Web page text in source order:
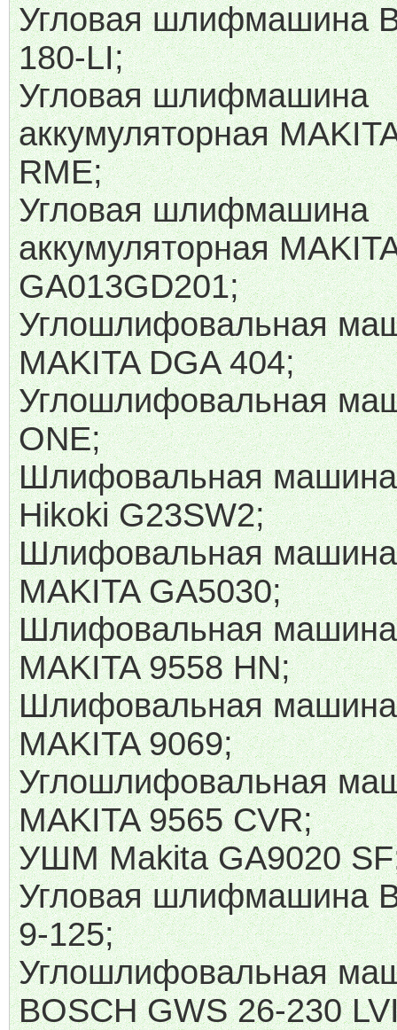
Угловая шлифмашина
180-LI;
Угловая шлифмашина
аккумуляторная
RME;
Угловая шлифмашина
аккумуляторная
GA013GD201;
Углошлифовальная
MAKITA DGA 404;
Углошлифовальная
ONE;
Шлифовальная машина
Hikoki G23SW2;
Шлифовальная машина
MAKITA GA5030;
Шлифовальная машина
MAKITA 9558 HN;
Шлифовальная машина
MAKITA 9069;
Углошлифовальная
MAKITA 9565 CVR;
УШМ Makita GA9020
Угловая шлифмашина
9-125;
Углошлифовальная
BOSCH GWS 26-230